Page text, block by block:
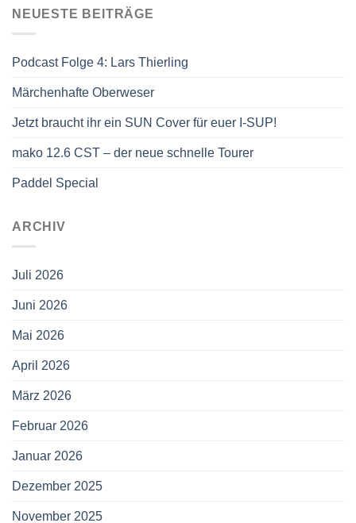
NEUESTE BEITRÄGE
Podcast Folge 4: Lars Thierling
Märchenhafte Oberweser
Jetzt braucht ihr ein SUN Cover für euer I-SUP!
mako 12.6 CST – der neue schnelle Tourer
Paddel Special
ARCHIV
Juli 2026
Juni 2026
Mai 2026
April 2026
März 2026
Februar 2026
Januar 2026
Dezember 2025
November 2025